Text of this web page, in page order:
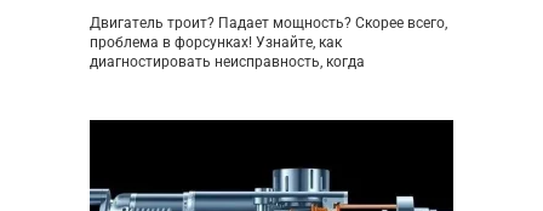
Двигатель троит? Падает мощность? Скорее всего,
проблема в форсунках! Узнайте, как
диагностировать неисправность, когда